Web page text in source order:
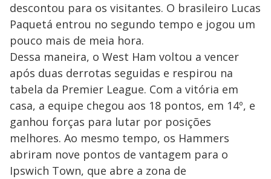
descontou para os visitantes. O brasileiro Lucas
Paquetá entrou no segundo tempo e jogou um
pouco mais de meia hora.
Dessa maneira, o West Ham voltou a vencer
após duas derrotas seguidas e respirou na
tabela da Premier League. Com a vitória em
casa, a equipe chegou aos 18 pontos, em 14º, e
ganhou forças para lutar por posições
melhores. Ao mesmo tempo, os Hammers
abriram nove pontos de vantagem para o
Ipswich Town, que abre a zona de